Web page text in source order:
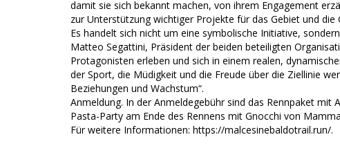
damit sie sich bekannt machen, von ihrem Engagement
zur Unterstützung wichtiger Projekte für das Gebiet und die
Es handelt sich nicht um eine symbolische Initiative,
Matteo Segattini, Präsident der beiden beteiligten
Protagonisten erleben und sich in einem realen,
der Sport, die Müdigkeit und die Freude über die Ziellinie
Beziehungen und Wachstum“.
Anmeldung. In der Anmeldegebühr sind das Rennpaket mit
Pasta-Party am Ende des Rennens mit Gnocchi von
Für weitere Informationen: https://malcesinebaldotrail.run/.